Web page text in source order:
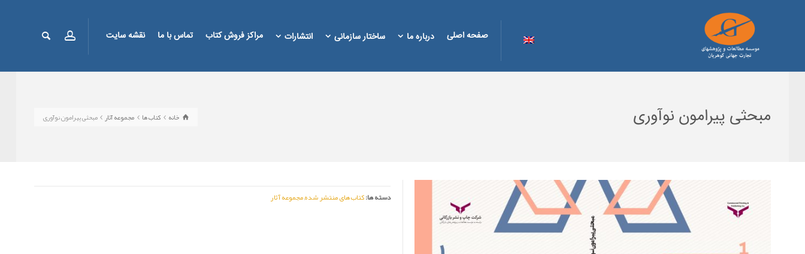
صفحه اصلی درباره ما ساختار سازمانی انتشارات مراکز فروش کتاب تماس با ما نقشه سایت
خانه کتاب ها مجموعه آثار مبحثی پیرامون نوآوری مبحثی پیرامون نوآوری
دسته ها:کتاب های منتشر شده,مجموعه آثار